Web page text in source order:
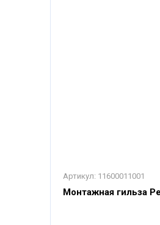
Артикул: 11600011001
Монтажная гильза